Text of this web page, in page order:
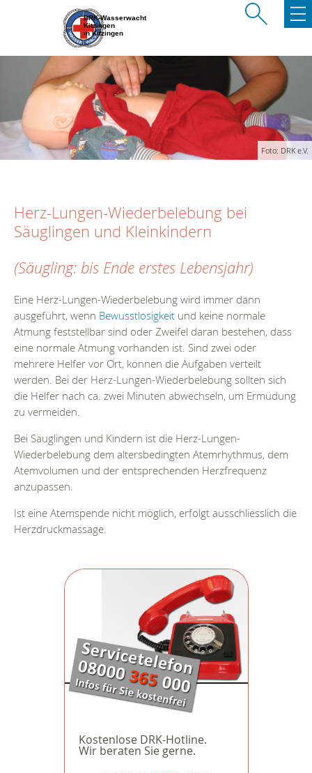
BRK-Wasserwacht
Kitzingen
in Kitzingen
Foto: DRK e.V.
Herz-Lungen-Wiederbelebung bei
Säuglingen und Kleinkindern
(Säugling: bis Ende erstes Lebensjahr)
Eine Herz-Lungen-Wiederbelebung wird immer dann
ausgeführt, wenn Bewusstlosigkeit und keine normale
Atmung feststellbar sind oder Zweifel daran bestehen, dass
eine normale Atmung vorhanden ist. Sind zwei oder
mehrere Helfer vor Ort, können die Aufgaben verteilt
werden. Bei der Herz-Lungen-Wiederbelebung sollten sich
die Helfer nach ca. zwei Minuten abwechseln, um Ermüdung
zu vermeiden.
Bei Säuglingen und Kindern ist die Herz-Lungen-
Wiederbelebung dem altersbedingten Atemrhythmus, dem
Atemvolumen und der entsprechenden Herzfrequenz
anzupassen.
Ist eine Atemspende nicht möglich, erfolgt ausschliesslich die
Herzdruckmassage.
Kostenlose DRK-Hotline.
Wir beraten Sie gerne.